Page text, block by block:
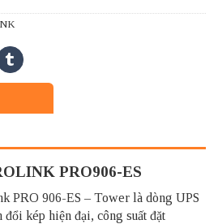
PRO906-ES
PRO 906-ES – Tower là dòng UPS
kép hiện đại, công suất đặt